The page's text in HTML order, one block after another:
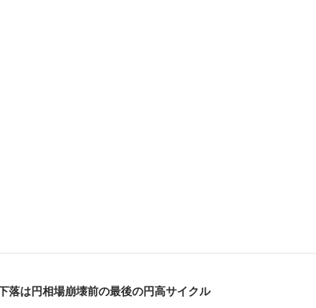
落は円相場崩壊前の最後の円高サイクル